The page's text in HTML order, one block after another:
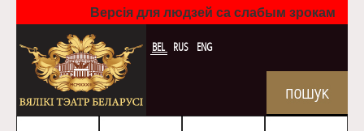
Версія для людзей са слабым зрокам
BEL RUS ENG